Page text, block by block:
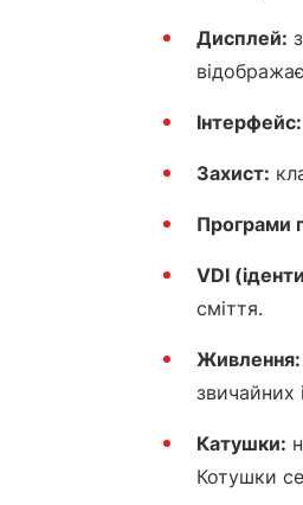
Дисплей:
Інтерфейс:
Захист:
Програми
VDI
сміття.
Живлення:
звичайних
Катушки:
Котушки